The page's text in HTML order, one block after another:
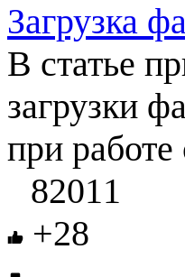
Загрузка
В статье
загрузки
при
82011
+28